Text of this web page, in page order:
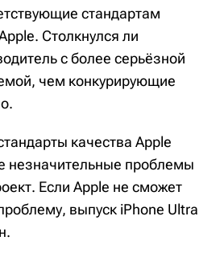
стандартам
Столкнулся ли
с более серьёзной
чем конкурирующие
качества Apple
незначительные проблемы
Если Apple не сможет
выпуск iPhone Ultra